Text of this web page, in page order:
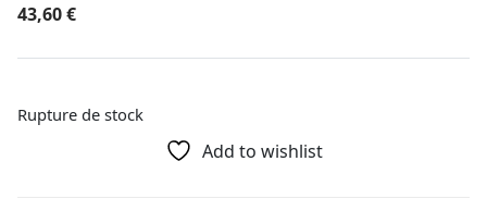
43,60€
Rupture de stock
Add to wishlist